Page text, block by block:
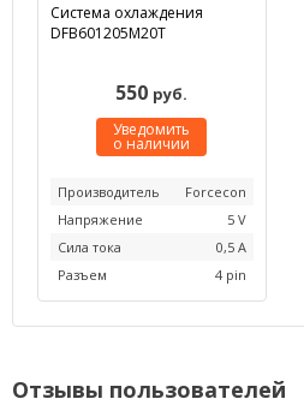
Система охлаждения
DFB601205M20T
550 руб.
Уведомить
о наличии
Производитель
Forcecon
Напряжение
5 V
Сила тока
0,5 А
Разъем
4 pin
Отзывы пользователей